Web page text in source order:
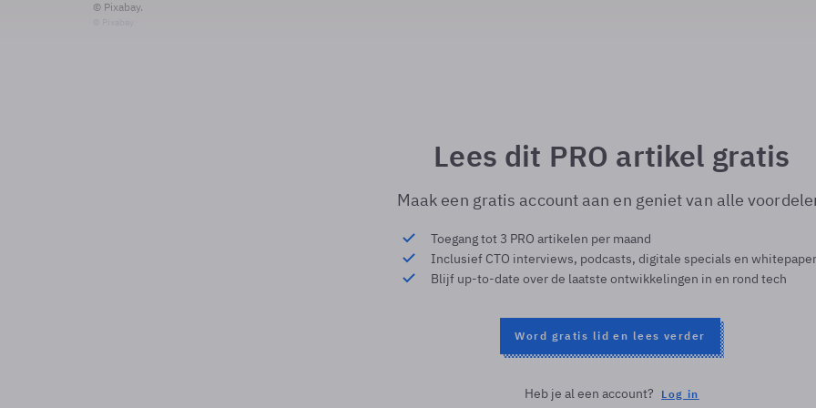
© Pixabay.
Lees dit PRO artikel gratis
Maak een gratis account aan en geniet van alle
Toegang tot 3 PRO artikelen per maand
Inclusief CTO interviews, podcasts, digitale specials en
Blijf up-to-date over de laatste ontwikkelingen in en rond tech
Word gratis lid en lees verder
Heb je al een account? Log in